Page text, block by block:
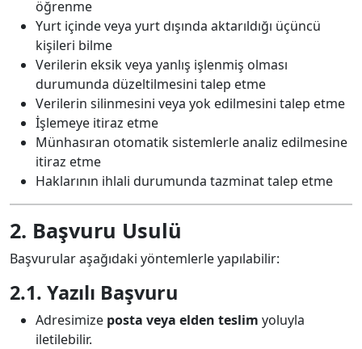
öğrenme
Yurt içinde veya yurt dışında aktarıldığı üçüncü
kişileri bilme
Verilerin eksik veya yanlış işlenmiş olması
durumunda düzeltilmesini talep etme
Verilerin silinmesini veya yok edilmesini talep etme
İşlemeye itiraz etme
Münhasıran otomatik sistemlerle analiz edilmesine
itiraz etme
Haklarının ihlali durumunda tazminat talep etme
2. Başvuru Usulü
Başvurular aşağıdaki yöntemlerle yapılabilir:
2.1. Yazılı Başvuru
Adresimize posta veya elden teslim yoluyla
iletilebilir.